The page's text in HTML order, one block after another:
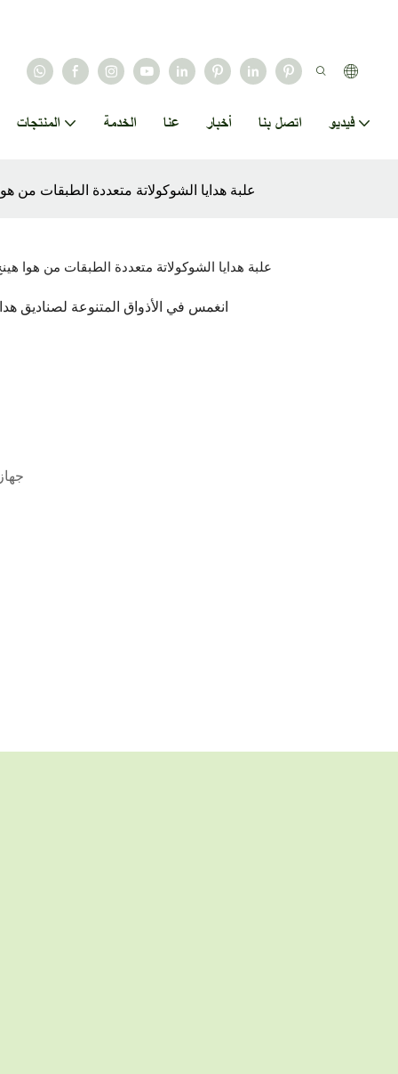
المنتجات الخدمة عنا أخبار اتصل بنا فيديو
علبة هدايا الشوكولاتة متعددة الطبقات
علبة هدايا الشوكولاتة متعددة الطبقات من
انغمس في الأذواق المتنوعة لصناديق